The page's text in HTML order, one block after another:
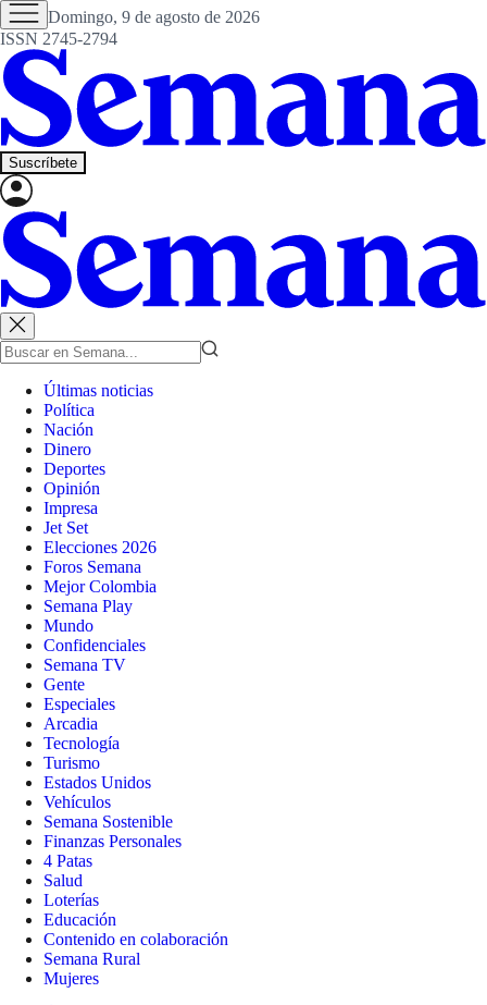
Domingo, 9 de agosto de 2026
ISSN 2745-2794
Suscríbete
Últimas noticias
Política
Nación
Dinero
Deportes
Opinión
Impresa
Jet Set
Elecciones 2026
Foros Semana
Mejor Colombia
Semana Play
Mundo
Confidenciales
Semana TV
Gente
Especiales
Arcadia
Tecnología
Turismo
Estados Unidos
Vehículos
Semana Sostenible
Finanzas Personales
4 Patas
Salud
Loterías
Educación
Contenido en colaboración
Semana Rural
Mujeres